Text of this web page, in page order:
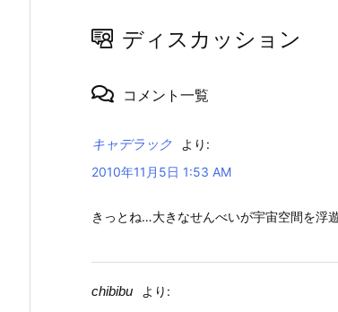
ディスカッション
コメント一覧
キャデラック
より:
2010年11月5日 1:53 AM
きっとね…大きなせんべいが宇宙空間を浮
chibibu
より: